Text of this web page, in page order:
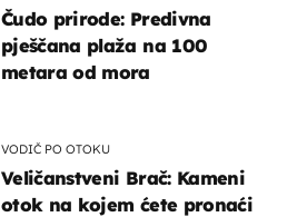
Čudo prirode: Predivna
pješčana plaža na 100
metara od mora
VODIČ PO OTOKU
Veličanstveni Brač: Kameni
otok na kojem ćete pronaći